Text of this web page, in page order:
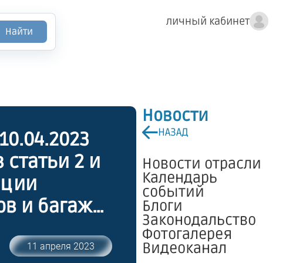
личный кабинет
Найти
Новости
НАЗАД
Новости отрасли
Календарь
событий
Блоги
Законодальство
Фотогалерея
Видеоканал
2 и
и багажа
2
11 апреля 2023